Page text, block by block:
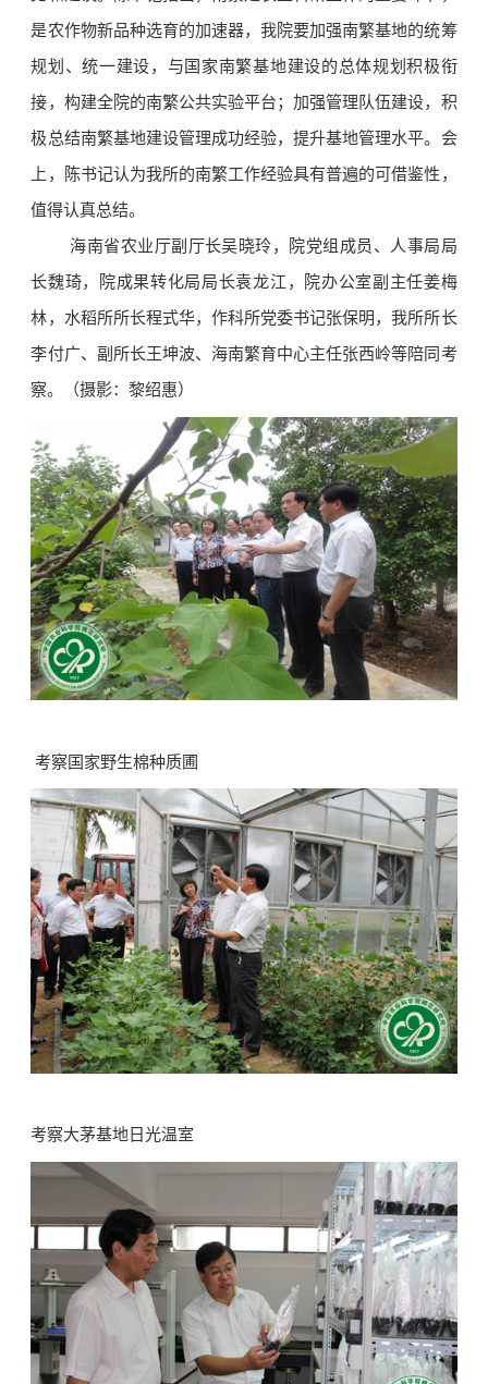
是农作物新品种选育的加速器，我院要加强南繁基地的统筹
规划、统一建设，与国家南繁基地建设的总体规划积极衔
接，构建全院的南繁公共实验平台；加强管理队伍建设，积
极总结南繁基地建设管理成功经验，提升基地管理水平。会
上，陈书记认为我所的南繁工作经验具有普遍的可借鉴性，
值得认真总结。
海南省农业厅副厅长吴晓玲，院党组成员、人事局局
长魏琦，院成果转化局局长袁龙江，院办公室副主任姜梅
林，水稻所所长程式华，作科所党委书记张保明，我所所长
李付广、副所长王坤波、海南繁育中心主任张西岭等陪同考
察。（摄影：黎绍惠）
考察国家野生棉种质圃
考察大茅基地日光温室